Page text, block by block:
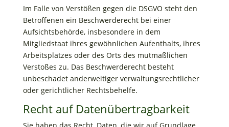
Im Falle von Verstößen gegen die DSGVO steht den
Betroffenen ein Beschwerderecht bei einer
Aufsichtsbehörde, insbesondere in dem
Mitgliedstaat ihres gewöhnlichen Aufenthalts, ihres
Arbeitsplatzes oder des Orts des mutmaßlichen
Verstoßes zu. Das Beschwerderecht besteht
unbeschadet anderweitiger verwaltungsrechtlicher
oder gerichtlicher Rechtsbehelfe.
Recht auf Daten­übertrag­barkeit